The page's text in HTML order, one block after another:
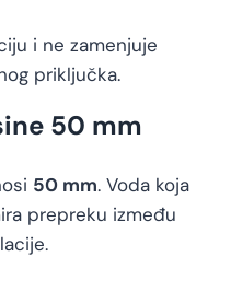
i ne zamenjuje
priključka.
50 mm
50 mm. Voda koja
prepreku između